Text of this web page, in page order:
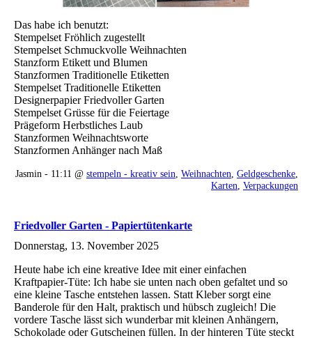
Das habe ich benutzt:
Stempelset Fröhlich zugestellt
Stempelset Schmuckvolle Weihnachten
Stanzform Etikett und Blumen
Stanzformen Traditionelle Etiketten
Stempelset Traditionelle Etiketten
Designerpapier Friedvoller Garten
Stempelset Grüsse für die Feiertage
Prägeform Herbstliches Laub
Stanzformen Weihnachtsworte
Stanzformen Anhänger nach Maß
Jasmin - 11:11 @ stempeln - kreativ sein, Weihnachten, Geldgeschenke,
Karten, Verpackungen
Friedvoller Garten - Papiertütenkarte
Donnerstag, 13. November 2025
Heute habe ich eine kreative Idee mit einer einfachen
Kraftpapier-Tüte: Ich habe sie unten nach oben gefaltet und so
eine kleine Tasche entstehen lassen. Statt Kleber sorgt eine
Banderole für den Halt, praktisch und hübsch zugleich! Die
vordere Tasche lässt sich wunderbar mit kleinen Anhängern,
Schokolade oder Gutscheinen füllen. In der hinteren Tüte steckt